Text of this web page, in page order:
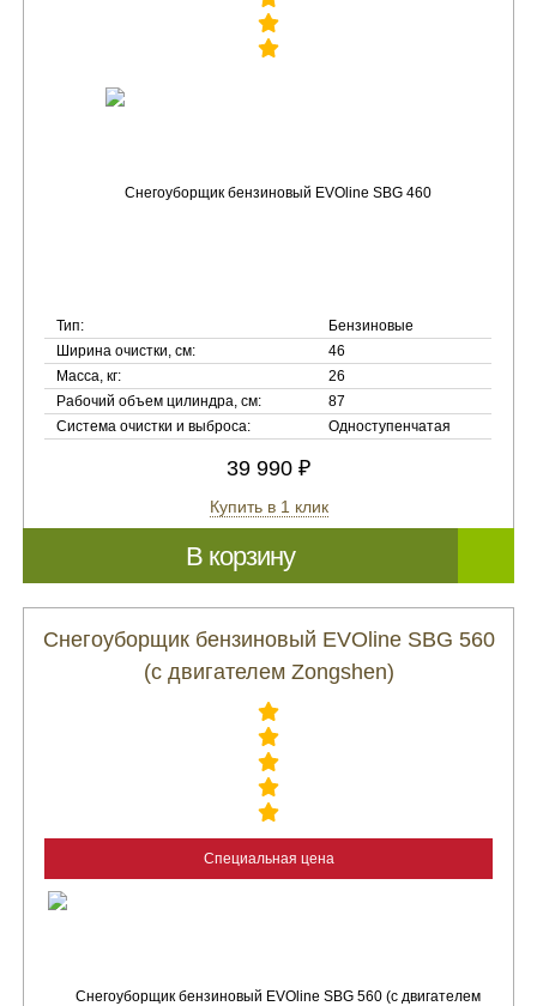
Тип:
Бензиновые
Ширина очистки, см:
46
Масса, кг:
26
Рабочий объем цилиндра, см:
87
Система очистки и выброса:
Одноступенчатая
39 990 ₽
Купить в 1 клик
В корзину
Снегоуборщик бензиновый EVOline SBG 560
(с двигателем Zongshen)
Специальная цена